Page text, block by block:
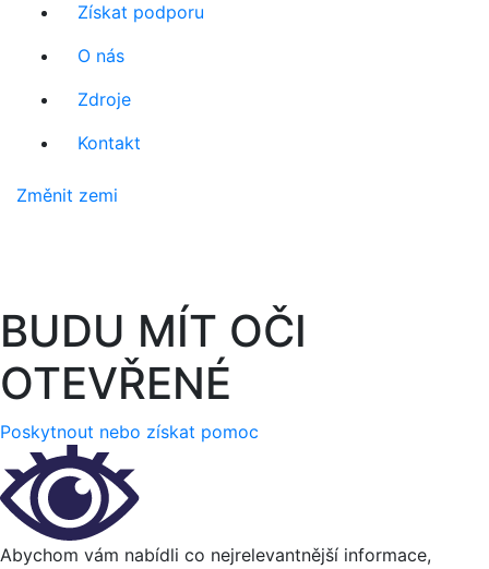
Získat podporu
O nás
Zdroje
Kontakt
Změnit zemi
BUDU MÍT OČI
OTEVŘENÉ
Poskytnout nebo získat pomoc
Abychom vám nabídli co nejrelevantnější informace,